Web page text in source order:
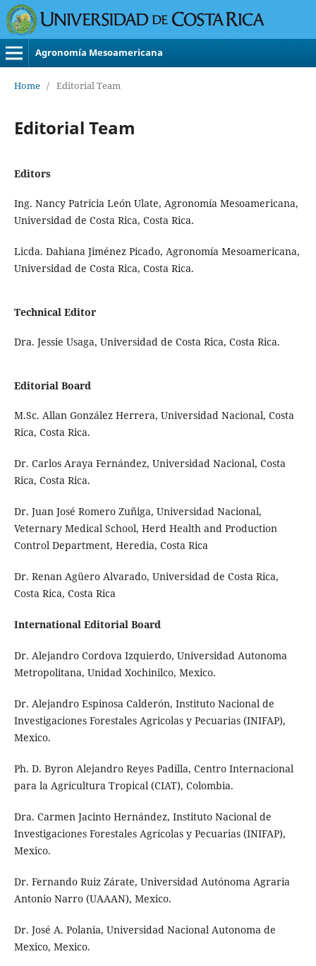
Agronomía Mesoamericana
Home / Editorial Team
Editorial Team
Editors
Ing. Nancy Patricia León Ulate, Agronomía Mesoamericana,
Universidad de Costa Rica, Costa Rica.
Licda. Dahiana Jiménez Picado, Agronomía Mesoamericana,
Universidad de Costa Rica, Costa Rica.
Technical Editor
Dra. Jessie Usaga, Universidad de Costa Rica, Costa Rica.
Editorial Board
M.Sc. Allan González Herrera, Universidad Nacional, Costa
Rica, Costa Rica.
Dr. Carlos Araya Fernández, Universidad Nacional, Costa
Rica, Costa Rica.
Dr. Juan José Romero Zuñiga, Universidad Nacional,
Veternary Medical School, Herd Health and Production
Control Department, Heredia, Costa Rica
Dr. Renan Agüero Alvarado, Universidad de Costa Rica,
Costa Rica, Costa Rica
International Editorial Board
Dr. Alejandro Cordova Izquierdo, Universidad Autonoma
Metropolitana, Unidad Xochinilco, Mexico.
Dr. Alejandro Espinosa Calderón, Instituto Nacional de
Investigaciones Forestales Agricolas y Pecuarias (INIFAP),
Mexico.
Ph. D. Byron Alejandro Reyes Padilla, Centro Internacional
para la Agricultura Tropical (CIAT), Colombia.
Dra. Carmen Jacinto Hernández, Instituto Nacional de
Investigaciones Forestales Agrícolas y Pecuarias (INIFAP),
Mexico.
Dr. Fernando Ruiz Zárate, Universidad Autónoma Agraria
Antonio Narro (UAAAN), Mexico.
Dr. José A. Polania, Universidad Nacional Autonoma de
Mexico, Mexico.